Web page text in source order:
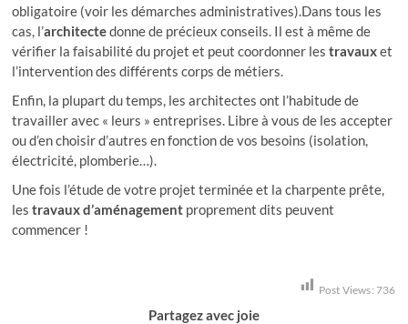
obligatoire (voir les démarches administratives).Dans tous les
cas, l’architectedonne de précieux conseils. Il est à même de
vérifier la faisabilité du projet et peut coordonner lestravauxet
l’intervention des différents corps de métiers.
Enfin, la plupart du temps, les architectes ont l’habitude de
travailler avec « leurs » entreprises. Libre à vous de les accepter
ou d’en choisir d’autres en fonction de vos besoins (isolation,
électricité, plomberie…).
Une fois l’étude de votre projet terminée et la charpente prête,
lestravaux d’aménagement proprement dits peuvent
commencer !
Post Views: 736
Partagez avec joie